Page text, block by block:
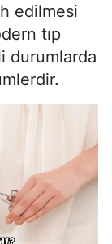
edilmesi
tıp
durumlarda